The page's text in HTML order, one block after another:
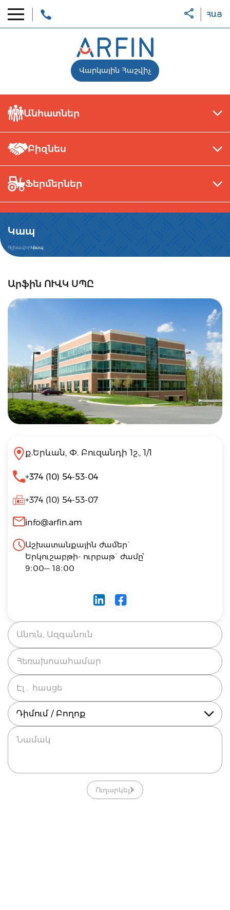
ՀԱՅ
Վարկային Հաշվիչ
Անհատներ
Բիզնես
Ֆերմերներ
Կապ
ԳլխավորԿապ
Արֆին ՈՒՎԿ ՍՊԸ
ք.Երևան, Փ. Բուզանդի 1շ., 1/1
+374 (10) 54-53-04
+374 (10) 54-53-07
info@arfin.am
Աշխատանքային ժամեր`
Երկուշաբթի- ուրբաթ` ժամը՝
9։00— 18։00
Դիմում / Բողոք
Ուղարկել